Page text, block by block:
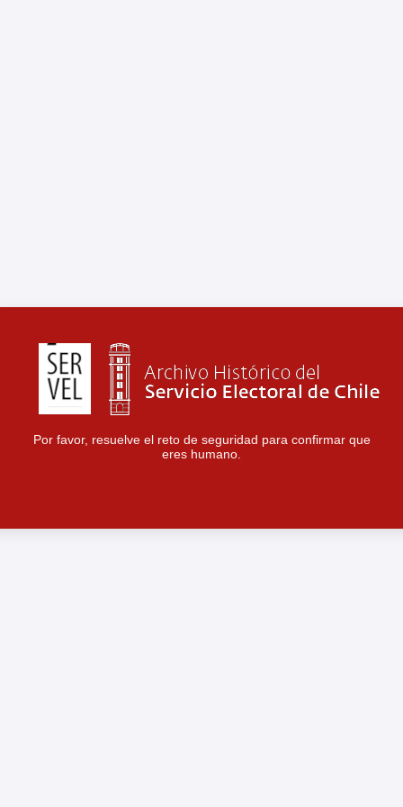
Por favor, resuelve el reto de seguridad para confirmar que
eres humano.